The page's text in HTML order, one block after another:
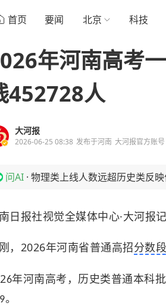
首页 要闻 北京 科技
年河南高考
452728人
大河报
2026-06-25 08:38 发布于河南 大河报官方账号
问AI · 物理类上线人数远超历史类反
日报社视觉全媒体中心·大河报
， 2026年河南省普通高招分数
6年河南高考，历史类普通本科批
。